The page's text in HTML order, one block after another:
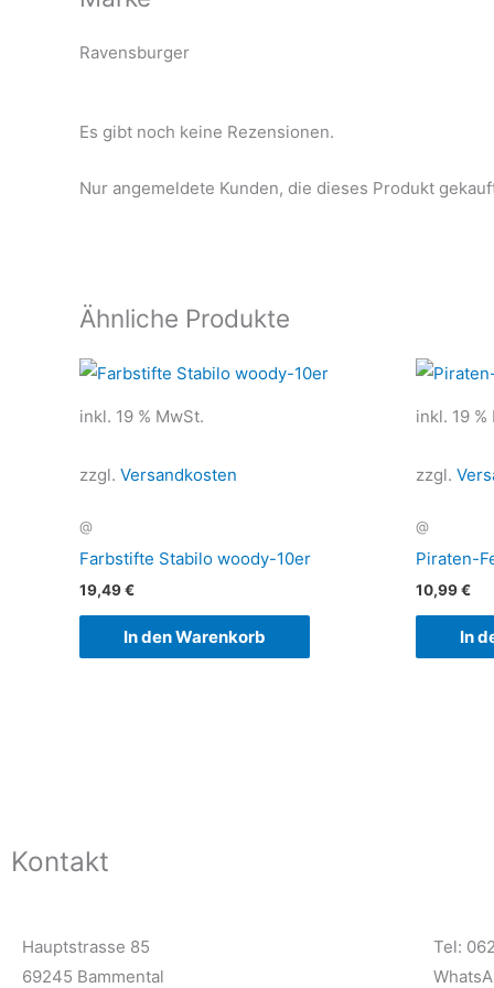
Ravensburger
Es gibt noch keine Rezensionen.
Nur angemeldete Kunden, die dieses Produkt
Ähnliche Produkte
inkl. 19 % MwSt.
zzgl. Versandkosten
@
Farbstifte Stabilo woody-10er
19,49€
In den Warenkorb
inkl. 19 %
zzgl.
@
Piraten-
10,99€
In
Kontakt
Hauptstrasse 85
69245 Bammental
Tel: